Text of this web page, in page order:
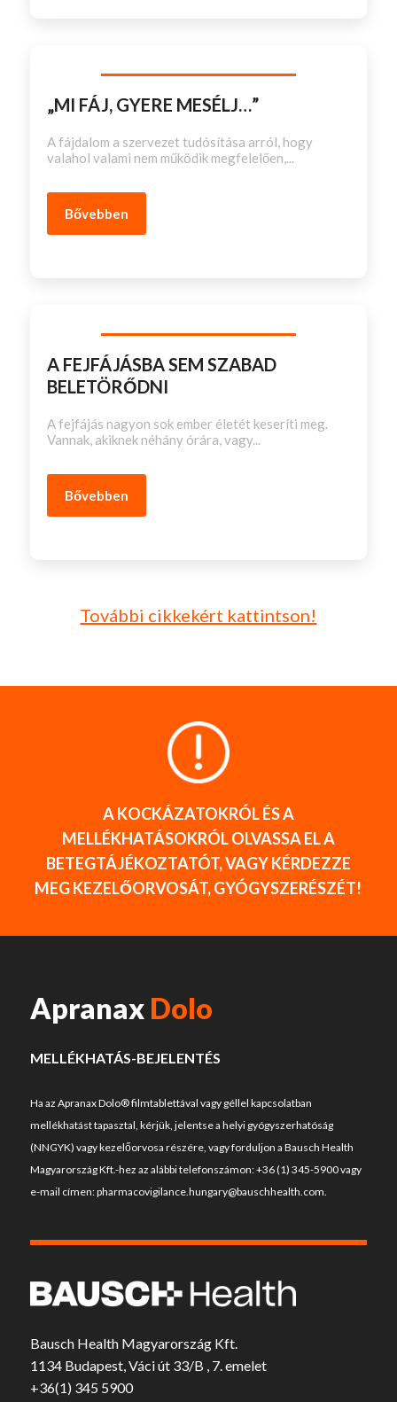
„MI FÁJ, GYERE MESÉLJ…”
A fájdalom a szervezet tudósítása arról, hogy
valahol valami nem működik megfelelően,...
Bővebben
A FEJFÁJÁSBA SEM SZABAD
BELETÖRŐDNI
A fejfájás nagyon sok ember életét keseríti meg.
Vannak, akiknek néhány órára, vagy...
Bővebben
További cikkekért kattintson!
A KOCKÁZATOKRÓL ÉS A
MELLÉKHATÁSOKRÓL OLVASSA EL A
BETEGTÁJÉKOZTATÓT, VAGY KÉRDEZZE
MEG KEZELŐORVOSÁT, GYÓGYSZERÉSZÉT!
ApranaxDolo
MELLÉKHATÁS-BEJELENTÉS
Ha az Apranax Dolo® filmtablettával vagy géllel kapcsolatban
mellékhatást tapasztal, kérjük, jelentse a helyi gyógyszerhatóság
(NNGYK) vagy kezelőorvosa részére, vagy forduljon a Bausch Health
Magyarország Kft.-hez az alábbi telefonszámon:+36 (1) 345-5900vagy
e-mail címen:pharmacovigilance.hungary@bauschhealth.com
Bausch Health Magyarország Kft.
1134 Budapest, Váci út 33/B , 7. emelet
+36(1) 345 5900